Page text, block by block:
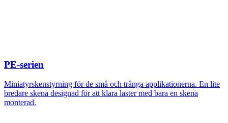
PE-serien
Miniatyrskenstyrning för de små och trånga applikationerna. En lite
bredare skena designad för att klara laster med bara en skena
monterad.